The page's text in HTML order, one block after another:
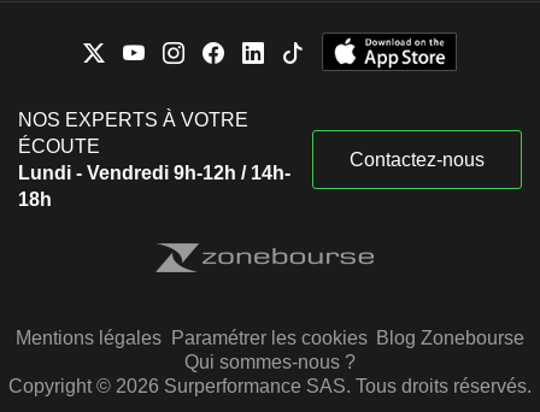
NOS EXPERTS À VOTRE
ÉCOUTE
Lundi - Vendredi 9h-12h / 14h-
18h
Contactez-nous
Mentions légales Paramétrer les cookies Blog Zonebourse
Qui sommes-nous ?
Copyright © 2026 Surperformance SAS. Tous droits réservés.